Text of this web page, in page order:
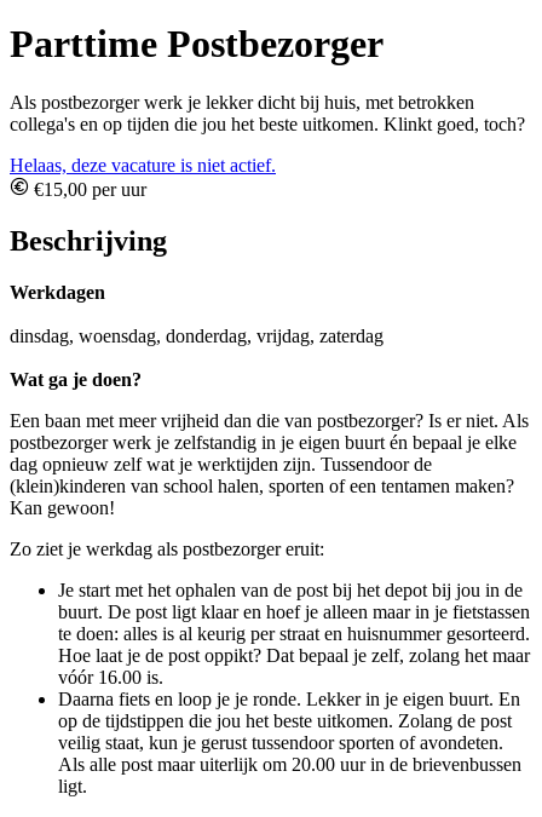
Parttime Postbezorger
Als postbezorger werk je lekker dicht bij huis, met betrokken
collega's en op tijden die jou het beste uitkomen. Klinkt goed, toch?
Helaas, deze vacature is niet actief.
€15,00 per uur
Beschrijving
Werkdagen
dinsdag, woensdag, donderdag, vrijdag, zaterdag
Wat ga je doen?
Een baan met meer vrijheid dan die van postbezorger? Is er niet. Als
postbezorger werk je zelfstandig in je eigen buurt én bepaal je elke
dag opnieuw zelf wat je werktijden zijn. Tussendoor de
(klein)kinderen van school halen, sporten of een tentamen maken?
Kan gewoon!
Zo ziet je werkdag als postbezorger eruit:
Je start met het ophalen van de post bij het depot bij jou in de
buurt. De post ligt klaar en hoef je alleen maar in je fietstassen
te doen: alles is al keurig per straat en huisnummer gesorteerd.
Hoe laat je de post oppikt? Dat bepaal je zelf, zolang het maar
vóór 16.00 is.
Daarna fiets en loop je je ronde. Lekker in je eigen buurt. En
op de tijdstippen die jou het beste uitkomen. Zolang de post
veilig staat, kun je gerust tussendoor sporten of avondeten.
Als alle post maar uiterlijk om 20.00 uur in de brievenbussen
ligt.